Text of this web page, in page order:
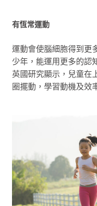
有恆常運動
運動會使腦細胞得到更
少年，能運用更多的認
英國研究顯示，兒童在
圈擺動，學習動機及效